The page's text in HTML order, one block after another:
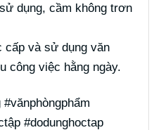
dụng, cầm không trơn
cấp và sử dụng văn
công việc hằng ngày.
#dodunghoctap